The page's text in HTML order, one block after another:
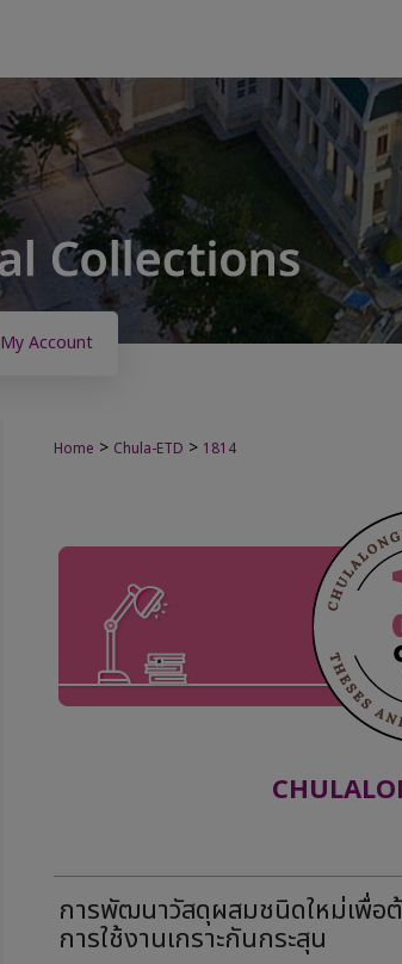
My Account
Home > Chula-ETD > 1814
การพัฒนาวัสดุผสมชนิดใหม่เพื่อ
การใช้งานเกราะกันกระสุน